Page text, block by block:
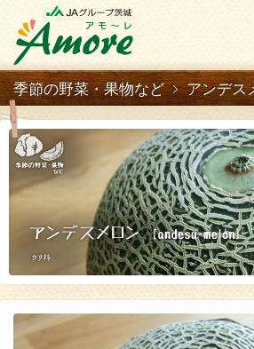
季節の野菜・果物など アンデス